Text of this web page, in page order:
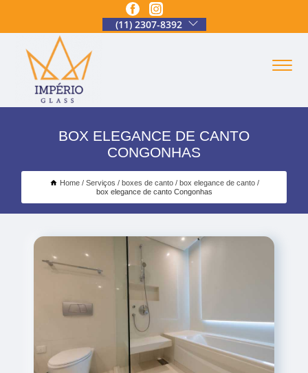
(11) 2307-8392
BOX ELEGANCE DE CANTO
CONGONHAS
Home Serviços boxes de canto
box elegance de canto
box elegance de canto Congonhas